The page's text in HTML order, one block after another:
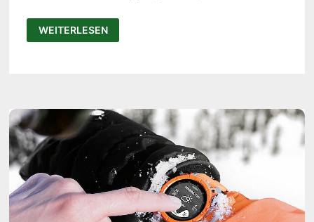
UNDER
ARMOUR
SPORTKOPFHÖRER
WEITERLESEN